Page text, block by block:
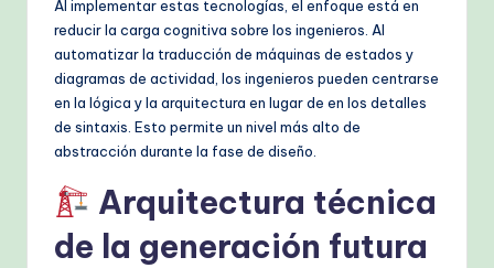
Al implementar estas tecnologías, el enfoque está en
reducir la carga cognitiva sobre los ingenieros. Al
automatizar la traducción de máquinas de estados y
diagramas de actividad, los ingenieros pueden centrarse
en la lógica y la arquitectura en lugar de en los detalles
de sintaxis. Esto permite un nivel más alto de
abstracción durante la fase de diseño.
Arquitectura técnica
de la generación futura